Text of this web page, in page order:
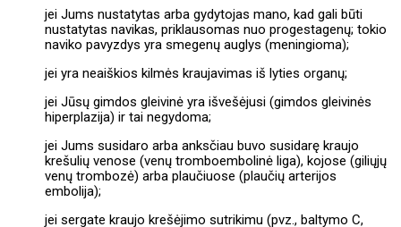
jei Jums nustatytas arba gydytojas mano, kad gali būti
nustatytas navikas, priklausomas nuo progestagenų; tokio
naviko pavyzdys yra smegenų auglys (meningioma);
jei yra neaiškios kilmės kraujavimas iš lyties organų;
jei Jūsų gimdos gleivinė yra išvešėjusi (gimdos gleivinės
hiperplazija) ir tai negydoma;
jei Jums susidaro arba anksčiau buvo susidarę kraujo
krešulių venose (venų tromboembolinė liga), kojose (giliųjų
venų trombozė) arba plaučiuose (plaučių arterijos
embolija);
jei sergate kraujo krešėjimo sutrikimu (pvz., baltymo C,